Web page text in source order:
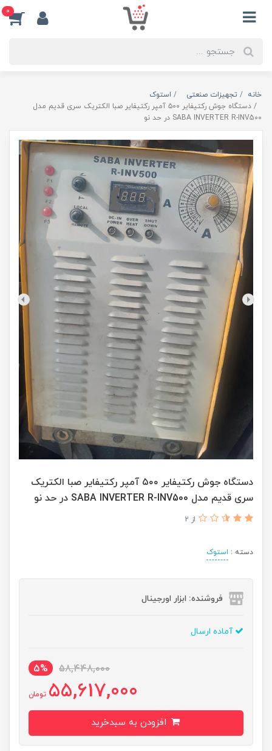
0
خانه تجهیزات صنعتی
استوک
دستگاه جوش رکتیفایر ۵۰۰ آمپر رکتیفایر صبا الکتریک سری قدیم مدل
SABA INVERTER R-INV500 در حد نو
دستگاه جوش رکتیفایر ۵۰۰ آمپر رکتیفایر صبا الکتریک
سری قدیم مدل SABA INVERTER R-INV500 در حد نو
از 2
دسته : استوک
فروشنده: ابزار اورجینال
آماده ارسال
58,448,000
5%
55,617,000 تومان